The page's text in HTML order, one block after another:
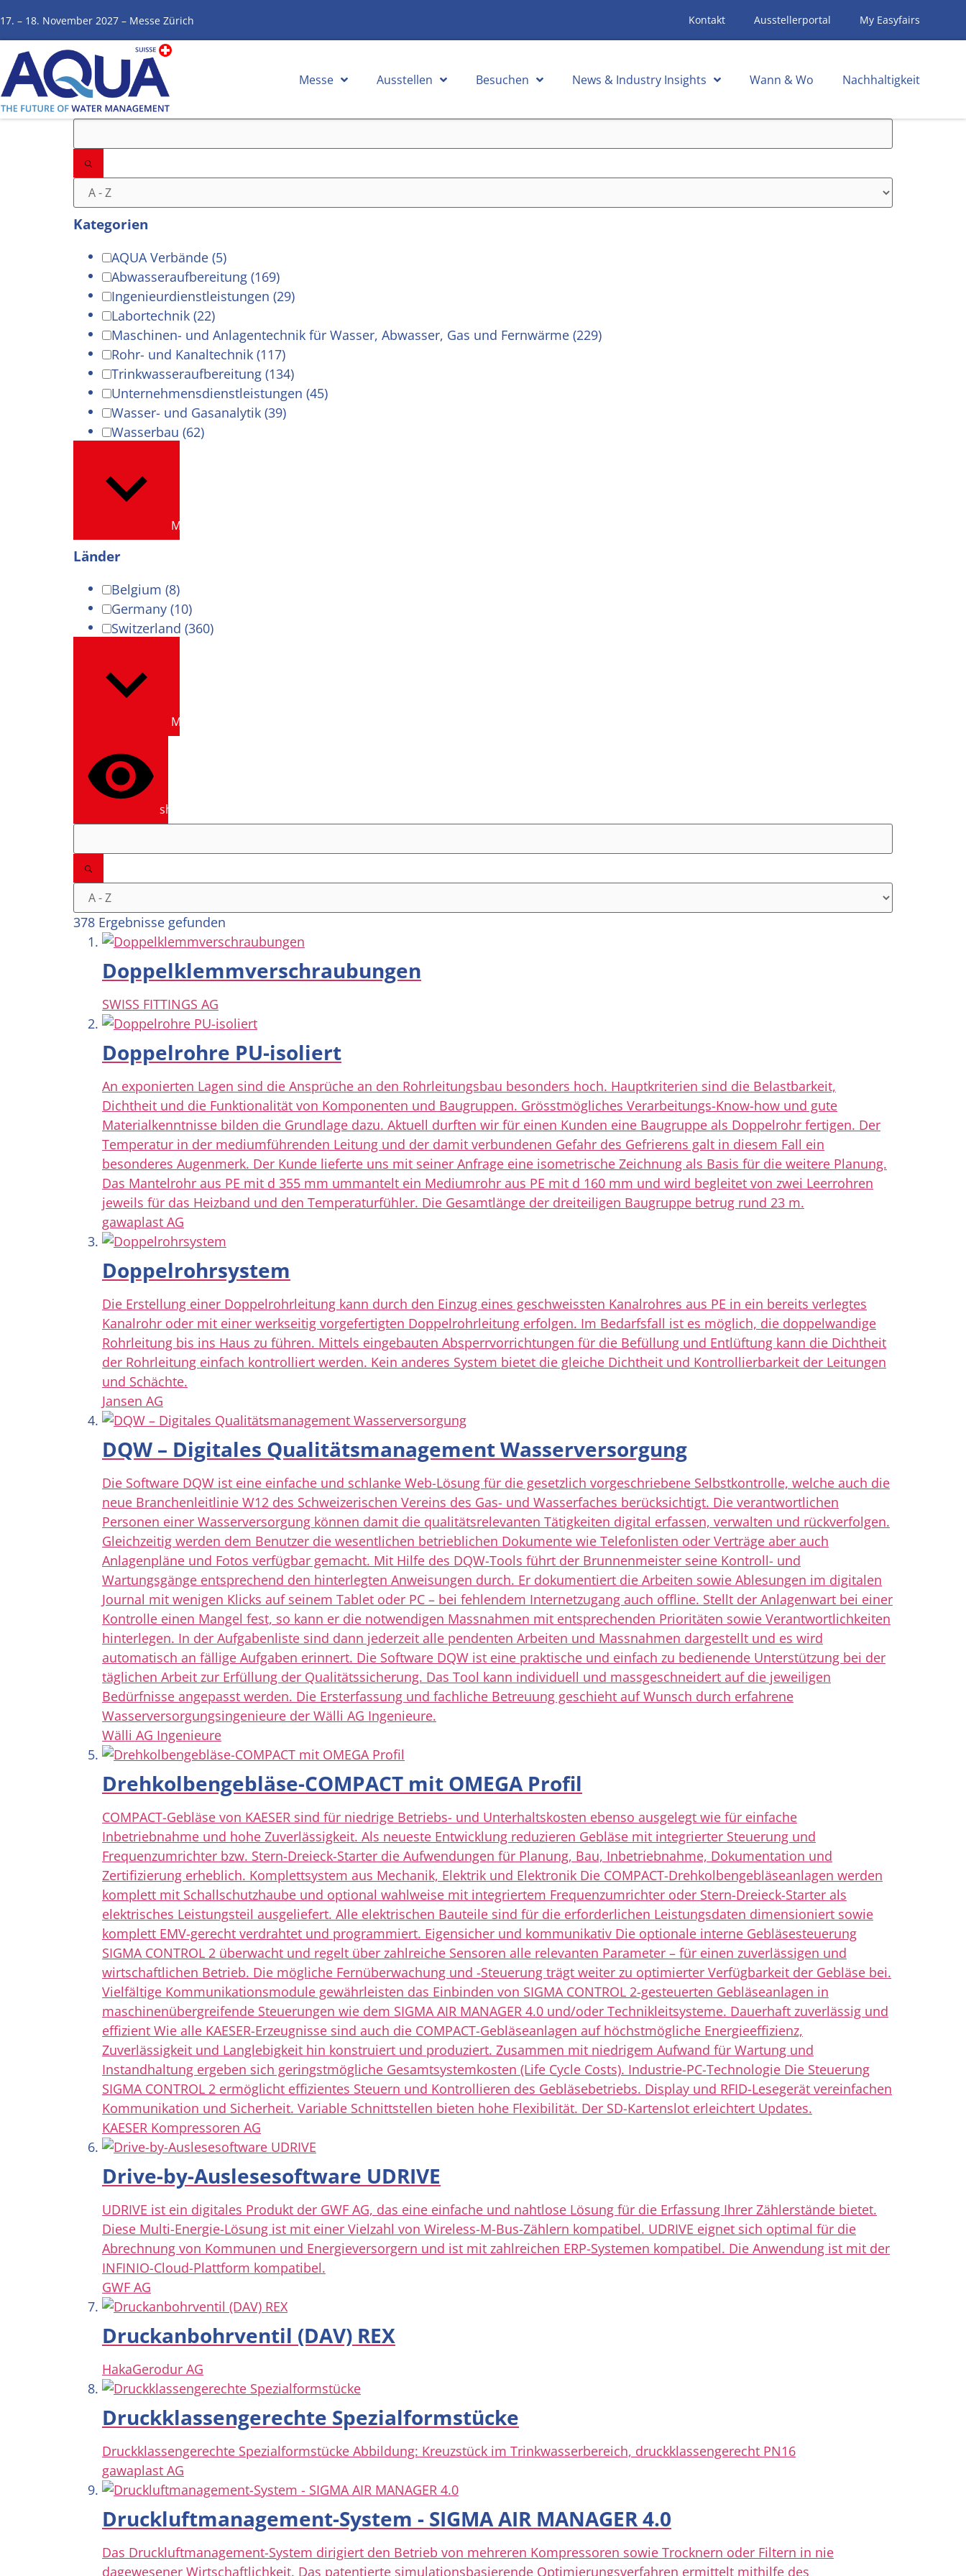
17. – 18. November 2027 – Messe Zürich Kontakt Ausstellerportal My Easyfairs
Messe Ausstellen Besuchen News & Industry Insights Wann & Wo Nachhaltigkeit
Kategorien
AQUA Verbände (5)
Abwasseraufbereitung (169)
Ingenieurdienstleistungen (29)
Labortechnik (22)
Maschinen- und Anlagentechnik für Wasser, Abwasser, Gas und Fernwärme (229)
Rohr- und Kanaltechnik (117)
Trinkwasseraufbereitung (134)
Unternehmensdienstleistungen (45)
Wasser- und Gasanalytik (39)
Wasserbau (62)
Mehr anzeigen
Länder
Belgium (8)
Germany (10)
Switzerland (360)
Mehr anzeigen
show results
378 Ergebnisse gefunden
Doppelklemmverschraubungen
SWISS FITTINGS AG
Doppelrohre PU-isoliert
An exponierten Lagen sind die Ansprüche an den Rohrleitungsbau besonders hoch. Hauptkriterien sind die Belastbarkeit,
Dichtheit und die Funktionalität von Komponenten und Baugruppen. Grösstmögliches Verarbeitungs-Know-how und gute
Materialkenntnisse bilden die Grundlage dazu. Aktuell durften wir für einen Kunden eine Baugruppe als Doppelrohr fertigen. Der
Temperatur in der mediumführenden Leitung und der damit verbundenen Gefahr des Gefrierens galt in diesem Fall ein
besonderes Augenmerk. Der Kunde lieferte uns mit seiner Anfrage eine isometrische Zeichnung als Basis für die weitere Planung.
Das Mantelrohr aus PE mit d 355 mm ummantelt ein Mediumrohr aus PE mit d 160 mm und wird begleitet von zwei Leerrohren
jeweils für das Heizband und den Temperaturfühler. Die Gesamtlänge der dreiteiligen Baugruppe betrug rund 23 m.
gawaplast AG
Doppelrohrsystem
Die Erstellung einer Doppelrohrleitung kann durch den Einzug eines geschweissten Kanalrohres aus PE in ein bereits verlegtes
Kanalrohr oder mit einer werkseitig vorgefertigten Doppelrohrleitung erfolgen. Im Bedarfsfall ist es möglich, die doppelwandige
Rohrleitung bis ins Haus zu führen. Mittels eingebauten Absperrvorrichtungen für die Befüllung und Entlüftung kann die Dichtheit
der Rohrleitung einfach kontrolliert werden. Kein anderes System bietet die gleiche Dichtheit und Kontrollierbarkeit der Leitungen
und Schächte.
Jansen AG
DQW – Digitales Qualitätsmanagement Wasserversorgung
Die Software DQW ist eine einfache und schlanke Web-Lösung für die gesetzlich vorgeschriebene Selbstkontrolle, welche auch die
neue Branchenleitlinie W12 des Schweizerischen Vereins des Gas- und Wasserfaches berücksichtigt. Die verantwortlichen
Personen einer Wasserversorgung können damit die qualitätsrelevanten Tätigkeiten digital erfassen, verwalten und rückverfolgen.
Gleichzeitig werden dem Benutzer die wesentlichen betrieblichen Dokumente wie Telefonlisten oder Verträge aber auch
Anlagenpläne und Fotos verfügbar gemacht. Mit Hilfe des DQW-Tools führt der Brunnenmeister seine Kontroll- und
Wartungsgänge entsprechend den hinterlegten Anweisungen durch. Er dokumentiert die Arbeiten sowie Ablesungen im digitalen
Journal mit wenigen Klicks auf seinem Tablet oder PC – bei fehlendem Internetzugang auch offline. Stellt der Anlagenwart bei einer
Kontrolle einen Mangel fest, so kann er die notwendigen Massnahmen mit entsprechenden Prioritäten sowie Verantwortlichkeiten
hinterlegen. In der Aufgabenliste sind dann jederzeit alle pendenten Arbeiten und Massnahmen dargestellt und es wird
automatisch an fällige Aufgaben erinnert. Die Software DQW ist eine praktische und einfach zu bedienende Unterstützung bei der
täglichen Arbeit zur Erfüllung der Qualitätssicherung. Das Tool kann individuell und massgeschneidert auf die jeweiligen
Bedürfnisse angepasst werden. Die Ersterfassung und fachliche Betreuung geschieht auf Wunsch durch erfahrene
Wasserversorgungsingenieure der Wälli AG Ingenieure.
Wälli AG Ingenieure
Drehkolbengebläse-COMPACT mit OMEGA Profil
COMPACT-Gebläse von KAESER sind für niedrige Betriebs- und Unterhaltskosten ebenso ausgelegt wie für einfache
Inbetriebnahme und hohe Zuverlässigkeit. Als neueste Entwicklung reduzieren Gebläse mit integrierter Steuerung und
Frequenzumrichter bzw. Stern-Dreieck-Starter die Aufwendungen für Planung, Bau, Inbetriebnahme, Dokumentation und
Zertifizierung erheblich. Komplettsystem aus Mechanik, Elektrik und Elektronik Die COMPACT-Drehkolbengebläseanlagen werden
komplett mit Schallschutzhaube und optional wahlweise mit integriertem Frequenzumrichter oder Stern-Dreieck-Starter als
elektrisches Leistungsteil ausgeliefert. Alle elektrischen Bauteile sind für die erforderlichen Leistungsdaten dimensioniert sowie
komplett EMV-gerecht verdrahtet und programmiert. Eigensicher und kommunikativ Die optionale interne Gebläsesteuerung
SIGMA CONTROL 2 überwacht und regelt über zahlreiche Sensoren alle relevanten Parameter – für einen zuverlässigen und
wirtschaftlichen Betrieb. Die mögliche Fernüberwachung und -Steuerung trägt weiter zu optimierter Verfügbarkeit der Gebläse bei.
Vielfältige Kommunikationsmodule gewährleisten das Einbinden von SIGMA CONTROL 2-gesteuerten Gebläseanlagen in
maschinenübergreifende Steuerungen wie dem SIGMA AIR MANAGER 4.0 und/oder Technikleitsysteme. Dauerhaft zuverlässig und
effizient Wie alle KAESER-Erzeugnisse sind auch die COMPACT-Gebläseanlagen auf höchstmögliche Energieeffizienz,
Zuverlässigkeit und Langlebigkeit hin konstruiert und produziert. Zusammen mit niedrigem Aufwand für Wartung und
Instandhaltung ergeben sich geringstmögliche Gesamtsystemkosten (Life Cycle Costs). Industrie-PC-Technologie Die Steuerung
SIGMA CONTROL 2 ermöglicht effizientes Steuern und Kontrollieren des Gebläsebetriebs. Display und RFID-Lesegerät vereinfachen
Kommunikation und Sicherheit. Variable Schnittstellen bieten hohe Flexibilität. Der SD-Kartenslot erleichtert Updates.
KAESER Kompressoren AG
Drive-by-Auslesesoftware UDRIVE
UDRIVE ist ein digitales Produkt der GWF AG, das eine einfache und nahtlose Lösung für die Erfassung Ihrer Zählerstände bietet.
Diese Multi-Energie-Lösung ist mit einer Vielzahl von Wireless-M-Bus-Zählern kompatibel. UDRIVE eignet sich optimal für die
Abrechnung von Kommunen und Energieversorgern und ist mit zahlreichen ERP-Systemen kompatibel. Die Anwendung ist mit der
INFINIO-Cloud-Plattform kompatibel.
GWF AG
Druckanbohrventil (DAV) REX
HakaGerodur AG
Druckklassengerechte Spezialformstücke
Druckklassengerechte Spezialformstücke Abbildung: Kreuzstück im Trinkwasserbereich, druckklassengerecht PN16
gawaplast AG
Druckluftmanagement-System - SIGMA AIR MANAGER 4.0
Das Druckluftmanagement-System dirigiert den Betrieb von mehreren Kompressoren sowie Trocknern oder Filtern in nie
dagewesener Wirtschaftlichkeit. Das patentierte simulationsbasierende Optimierungsverfahren ermittelt mithilfe des